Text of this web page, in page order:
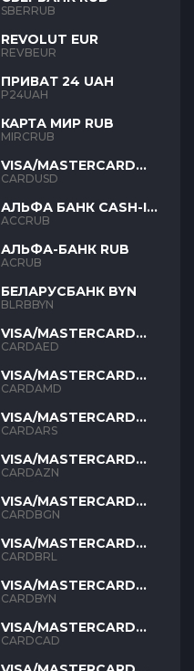
SBERRUB
REVOLUT EUR
REVBEUR
ПРИВАТ 24 UAH
P24UAH
КАРТА МИР RUB
MIRCRUB
VISA/MASTERCARD
USD
CARDUSD
АЛЬФА БАНК CASH-IN
RUB
ACCRUB
АЛЬФА-БАНК RUB
ACRUB
БЕЛАРУСБАНК BYN
BLRBBYN
VISA/MASTERCARD
AED
CARDAED
VISA/MASTERCARD
AMD
CARDAMD
VISA/MASTERCARD
ARS
CARDARS
VISA/MASTERCARD
AZN
CARDAZN
VISA/MASTERCARD
BGN
CARDBGN
VISA/MASTERCARD
BRL
CARDBRL
VISA/MASTERCARD
BYN
CARDBYN
VISA/MASTERCARD
CAD
CARDCAD